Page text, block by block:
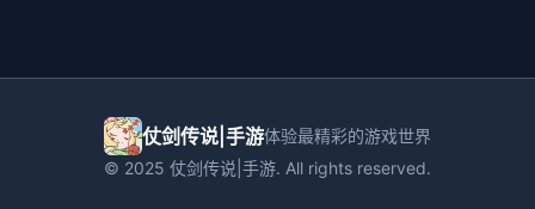
仗剑传说|手游体验最精彩的游戏世界
© 2025 仗剑传说|手游. All rights reserved.